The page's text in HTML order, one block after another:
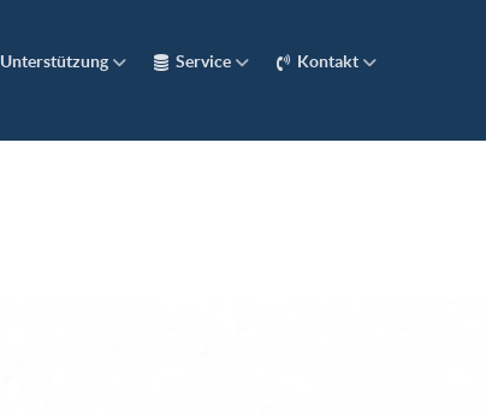
Unterstützung Service Kontakt